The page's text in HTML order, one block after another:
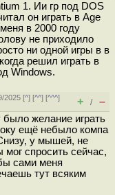
1. Ии гр под DOS
он играть в Age
в 2000 году
не приходило
ни одной игры в в
решил играть в
Windows.
2025 [^] [^^] [^^^]
+ / –
было желание играть
ещё небыло компа
у мышей, не
спросить сейчас,
сами меня
тут всяким